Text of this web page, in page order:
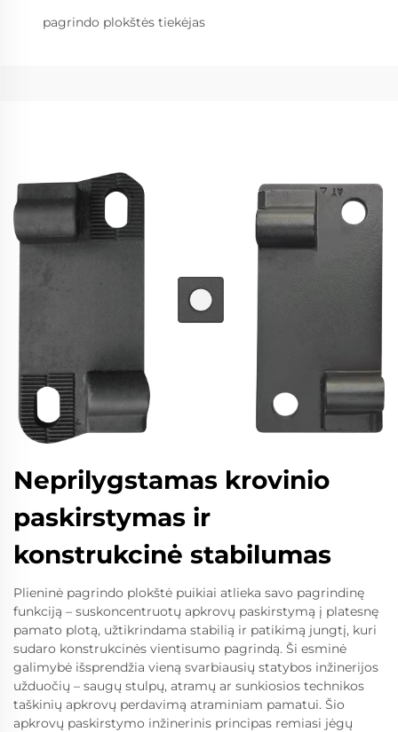
pagrindo plokštės tiekėjas
Neprilygstamas krovinio
paskirstymas ir
konstrukcinė stabilumas
Plieninė pagrindo plokštė puikiai atlieka savo pagrindinę
funkciją – suskoncentruotų apkrovų paskirstymą į platesnę
pamato plotą, užtikrindama stabilią ir patikimą jungtį, kuri
sudaro konstrukcinės vientisumo pagrindą. Ši esminė
galimybė išsprendžia vieną svarbiausių statybos inžinerijos
užduočių – saugų stulpų, atramų ar sunkiosios technikos
taškinių apkrovų perdavimą atraminiam pamatui. Šio
apkrovų paskirstymo inžinerinis principas remiasi jėgų